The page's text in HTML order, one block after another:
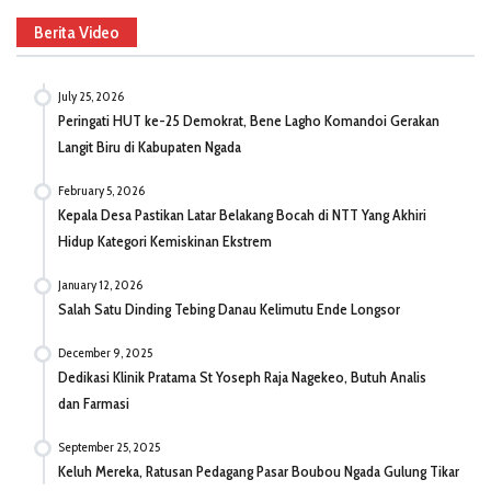
Berita Video
July 25, 2026
Peringati HUT ke-25 Demokrat, Bene Lagho Komandoi Gerakan
Langit Biru di Kabupaten Ngada
February 5, 2026
Kepala Desa Pastikan Latar Belakang Bocah di NTT Yang Akhiri
Hidup Kategori Kemiskinan Ekstrem
January 12, 2026
Salah Satu Dinding Tebing Danau Kelimutu Ende Longsor
December 9, 2025
Dedikasi Klinik Pratama St Yoseph Raja Nagekeo, Butuh Analis
dan Farmasi
September 25, 2025
Keluh Mereka, Ratusan Pedagang Pasar Boubou Ngada Gulung Tikar